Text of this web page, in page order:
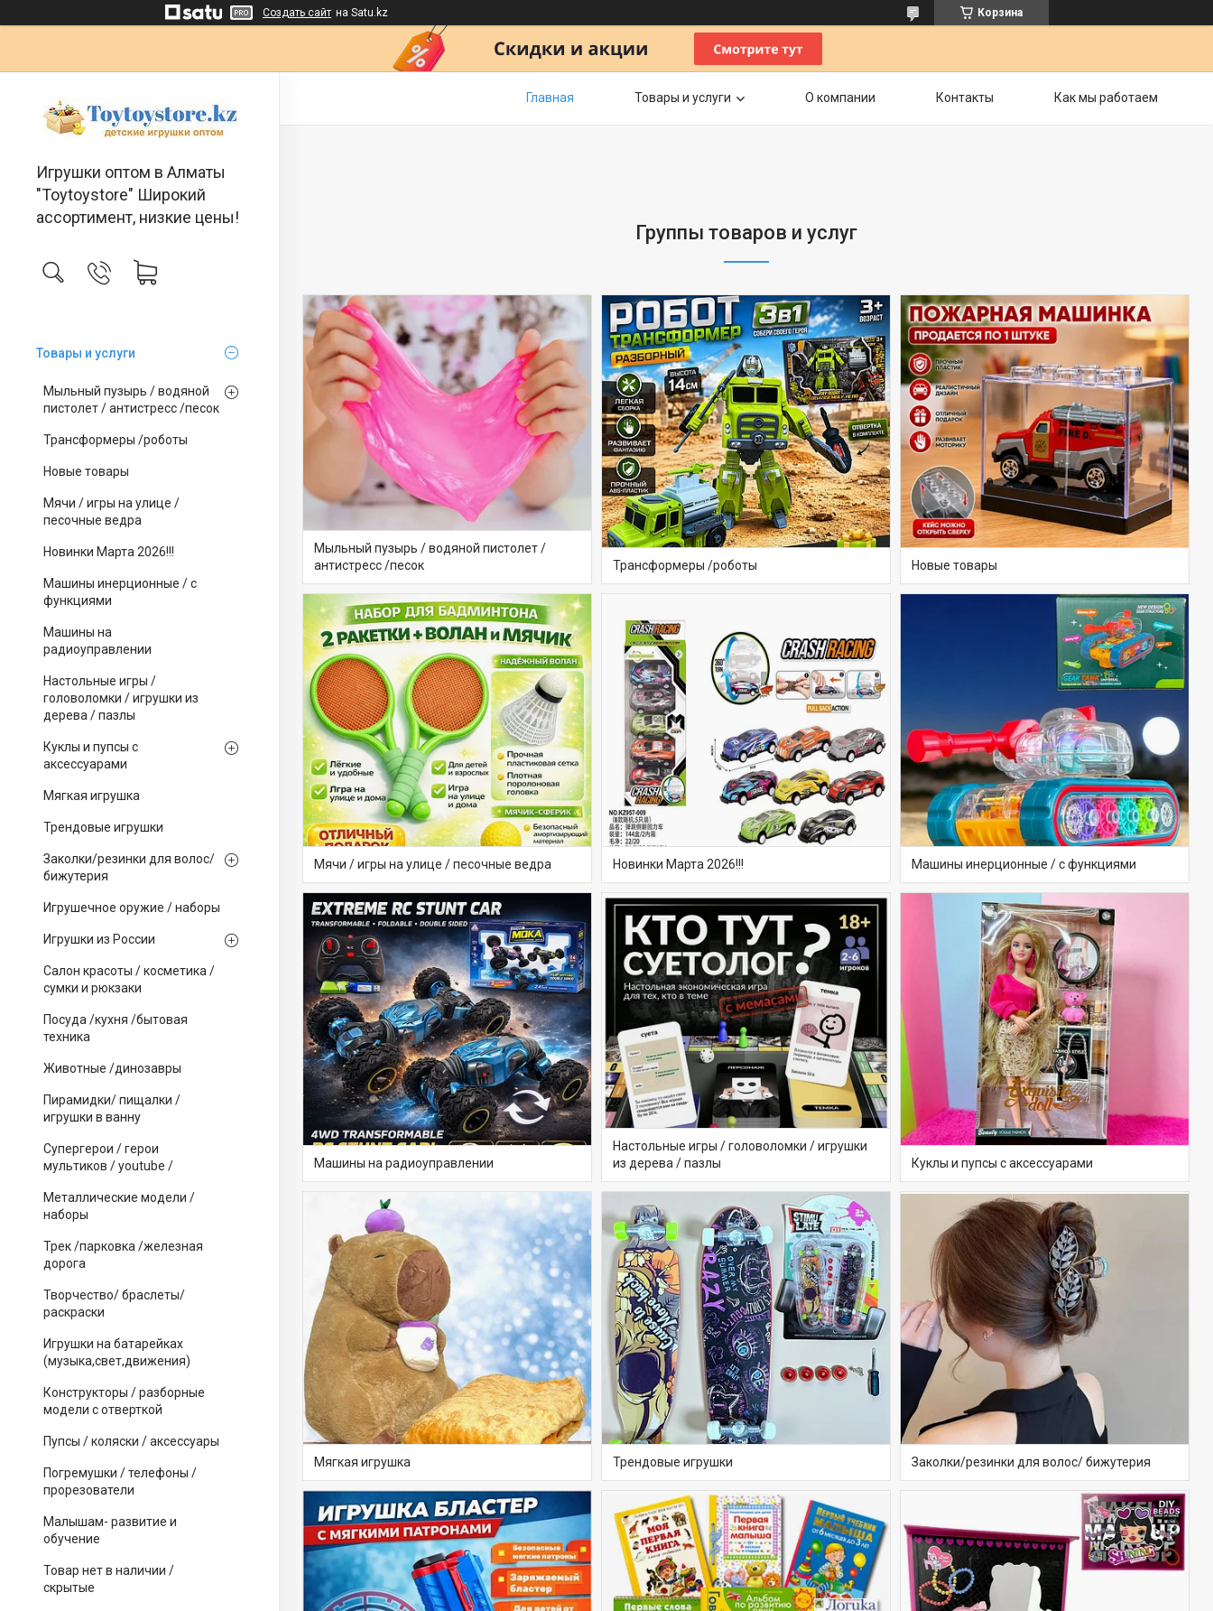
Создать сайт на Satu.kz Корзина
Игрушки оптом в Алматы
"Toytoystore" Широкий
ассортимент, низкие цены!
Товары и услуги
Мыльный пузырь / водяной
пистолет / антистресс /песок
Трансформеры /роботы
Новые товары
Мячи / игры на улице /
песочные ведра
Новинки Марта 2026!!!
Машины инерционные / с
функциями
Машины на
радиоуправлении
Настольные игры /
головоломки / игрушки из
дерева / пазлы
Куклы и пупсы с
аксессуарами
Мягкая игрушка
Трендовые игрушки
Заколки/резинки для волос/
бижутерия
Игрушечное оружие / наборы
Игрушки из России
Салон красоты / косметика /
сумки и рюкзаки
Посуда /кухня /бытовая
техника
Животные /динозавры
Пирамидки/ пищалки /
игрушки в ванну
Супергерои / герои
мультиков / youtube /
Металлические модели /
наборы
Трек /парковка /железная
дорога
Творчество/ браслеты/
раскраски
Игрушки на батарейках
(музыка,свет,движения)
Конструкторы / разборные
модели с отверткой
Пупсы / коляски / аксессуары
Погремушки / телефоны /
прорезователи
Малышам- развитие и
обучение
Товар нет в наличии /
скрытые
Главная Товары и услуги О компании Контакты Как мы работаем
Группы товаров и услуг
Мыльный пузырь / водяной пистолет /
антистресс /песок
Трансформеры /роботы Новые товары
Мячи / игры на улице / песочные ведра Новинки Марта 2026!!! Машины инерционные / с функциями
Машины на радиоуправлении
Настольные игры / головоломки / игрушки
из дерева / пазлы
Куклы и пупсы с аксессуарами
Мягкая игрушка Трендовые игрушки Заколки/резинки для волос/ бижутерия